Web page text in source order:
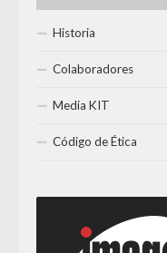
Historia
Colaboradores
Media KIT
Código de Ética